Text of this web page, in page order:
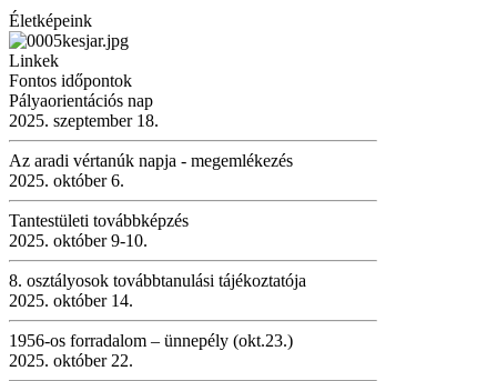
Életképeink
Linkek
Fontos időpontok
Pályaorientációs nap
2025. szeptember 18.
Az aradi vértanúk napja - megemlékezés
2025. október 6.
Tantestületi továbbképzés
2025. október 9-10.
8. osztályosok továbbtanulási tájékoztatója
2025. október 14.
1956-os forradalom – ünnepély (okt.23.)
2025. október 22.